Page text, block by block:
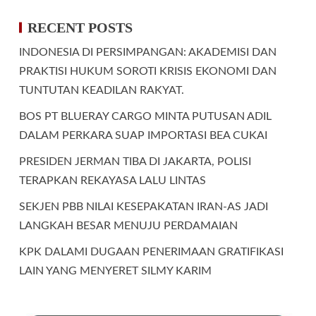
RECENT POSTS
INDONESIA DI PERSIMPANGAN: AKADEMISI DAN
PRAKTISI HUKUM SOROTI KRISIS EKONOMI DAN
TUNTUTAN KEADILAN RAKYAT.
BOS PT BLUERAY CARGO MINTA PUTUSAN ADIL
DALAM PERKARA SUAP IMPORTASI BEA CUKAI
PRESIDEN JERMAN TIBA DI JAKARTA, POLISI
TERAPKAN REKAYASA LALU LINTAS
SEKJEN PBB NILAI KESEPAKATAN IRAN-AS JADI
LANGKAH BESAR MENUJU PERDAMAIAN
KPK DALAMI DUGAAN PENERIMAAN GRATIFIKASI
LAIN YANG MENYERET SILMY KARIM